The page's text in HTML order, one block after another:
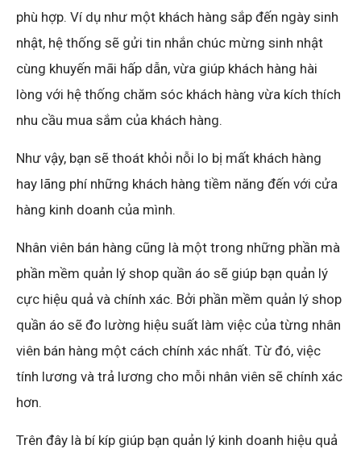
phù hợp. Ví dụ như một khách hàng sắp đến ngày sinh
nhật, hệ thống sẽ gửi tin nhắn chúc mừng sinh nhật
cùng khuyến mãi hấp dẫn, vừa giúp khách hàng hài
lòng với hệ thống chăm sóc khách hàng vừa kích thích
nhu cầu mua sắm của khách hàng.
Như vậy, bạn sẽ thoát khỏi nỗi lo bị mất khách hàng
hay lãng phí những khách hàng tiềm năng đến với cửa
hàng kinh doanh của mình.
Nhân viên bán hàng cũng là một trong những phần mà
phần mềm quản lý shop quần áo sẽ giúp bạn quản lý
cực hiệu quả và chính xác. Bởi phần mềm quản lý shop
quần áo sẽ đo lường hiệu suất làm việc của từng nhân
viên bán hàng một cách chính xác nhất. Từ đó, việc
tính lương và trả lương cho mỗi nhân viên sẽ chính xác
hơn.
Trên đây là bí kíp giúp bạn quản lý kinh doanh hiệu quả